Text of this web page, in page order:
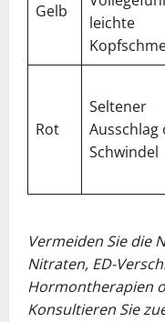
Gelb
leichte
Rot
Seltener
Ausschlag
Schwindel
Vermeiden Sie die
Nitraten, ED-
Hormontherapien
Konsultieren Sie